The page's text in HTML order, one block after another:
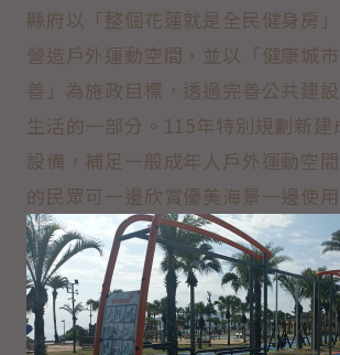
縣府以「整個花蓮就是全民健身房
營造戶外運動空間，並以「健康城
善」為施政目標，透過完善公共建
生活的一部分。115年特別規劃新建
設備，補足一般成年人戶外運動空
的民眾可一邊欣賞優美海景一邊使